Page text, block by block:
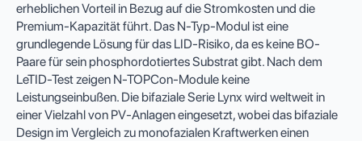
erheblichen Vorteil in Bezug auf die Stromkosten und die
Premium-Kapazität führt. Das N-Typ-Modul ist eine
grundlegende Lösung für das LID-Risiko, da es keine BO-
Paare für sein phosphordotiertes Substrat gibt. Nach dem
LeTID-Test zeigen N-TOPCon-Module keine
Leistungseinbußen. Die bifaziale Serie Lynx wird weltweit in
einer Vielzahl von PV-Anlagen eingesetzt, wobei das bifaziale
Design im Vergleich zu monofazialen Kraftwerken einen